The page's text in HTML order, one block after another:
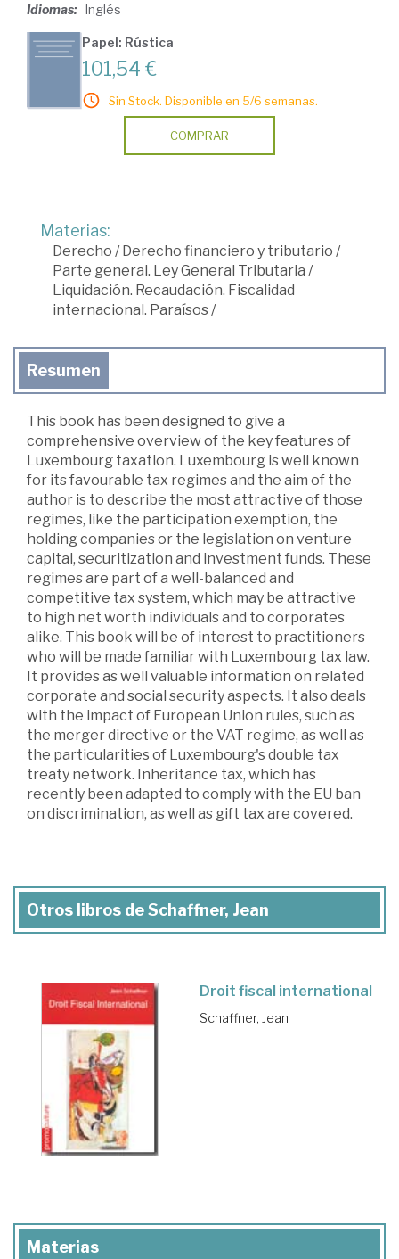
Idiomas: Inglés
Papel: Rústica
101,54 €
Sin Stock. Disponible en 5/6 semanas.
COMPRAR
Materias:
Derecho /Derecho financiero y tributario /
Parte general. Ley General Tributaria /
Liquidación. Recaudación. Fiscalidad
internacional. Paraísos /
Resumen
This book has been designed to give a
comprehensive overview of the key features of
Luxembourg taxation. Luxembourg is well known
for its favourable tax regimes and the aim of the
author is to describe the most attractive of those
regimes, like the participation exemption, the
holding companies or the legislation on venture
capital, securitization and investment funds. These
regimes are part of a well-balanced and
competitive tax system, which may be attractive
to high net worth individuals and to corporates
alike. This book will be of interest to practitioners
who will be made familiar with Luxembourg tax law.
It provides as well valuable information on related
corporate and social security aspects. It also deals
with the impact of European Union rules, such as
the merger directive or the VAT regime, as well as
the particularities of Luxembourg's double tax
treaty network. Inheritance tax, which has
recently been adapted to comply with the EU ban
on discrimination, as well as gift tax are covered.
Otros libros de Schaffner, Jean
Droit fiscal international
Schaffner, Jean
Materias